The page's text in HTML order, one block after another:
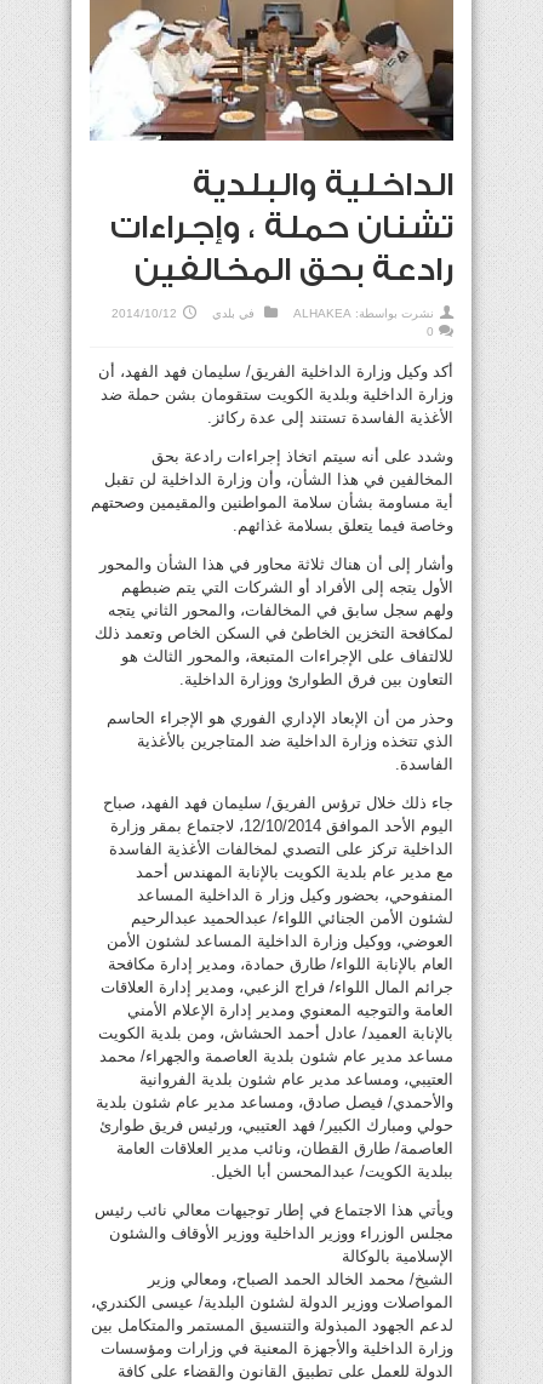
الداخلية والبلدية
تشنان حملة ، وإجراءات
رادعة بحق المخالفين
نشرت بواسطة: ALHAKEA في بلدي
2014/10/12
0
أكد وكيل وزارة الداخلية الفريق/ سليمان فهد الفهد، أن
وزارة الداخلية وبلدية الكويت ستقومان بشن حملة ضد
الأغذية الفاسدة تستند إلى عدة ركائز.
وشدد على أنه سيتم اتخاذ إجراءات رادعة بحق
المخالفين في هذا الشأن، وأن وزارة الداخلية لن تقبل
أية مساومة بشأن سلامة المواطنين والمقيمين وصحتهم
وخاصة فيما يتعلق بسلامة غذائهم.
وأشار إلى أن هناك ثلاثة محاور في هذا الشأن والمحور
الأول يتجه إلى الأفراد أو الشركات التي يتم ضبطهم
ولهم سجل سابق في المخالفات، والمحور الثاني يتجه
لمكافحة التخزين الخاطئ في السكن الخاص وتعمد ذلك
للالتفاف على الإجراءات المتبعة، والمحور الثالث هو
التعاون بين فرق الطوارئ ووزارة الداخلية.
وحذر من أن الإبعاد الإداري الفوري هو الإجراء الحاسم
الذي تتخذه وزارة الداخلية ضد المتاجرين بالأغذية
الفاسدة.
جاء ذلك خلال ترؤس الفريق/ سليمان فهد الفهد، صباح
اليوم الأحد الموافق 12/10/2014، لاجتماع بمقر وزارة
الداخلية تركز على التصدي لمخالفات الأغذية الفاسدة
مع مدير عام بلدية الكويت بالإنابة المهندس أحمد
المنفوحي، بحضور وكيل وزار ة الداخلية المساعد
لشئون الأمن الجنائي اللواء/ عبدالحميد عبدالرحيم
العوضي، ووكيل وزارة الداخلية المساعد لشئون الأمن
العام بالإنابة اللواء/ طارق حمادة، ومدير إدارة مكافحة
جرائم المال اللواء/ فراج الزعبي، ومدير إدارة العلاقات
العامة والتوجيه المعنوي ومدير إدارة الإعلام الأمني
بالإنابة العميد/ عادل أحمد الحشاش، ومن بلدية الكويت
مساعد مدير عام شئون بلدية العاصمة والجهراء/ محمد
العتيبي، ومساعد مدير عام شئون بلدية الفروانية
والأحمدي/ فيصل صادق، ومساعد مدير عام شئون بلدية
حولي ومبارك الكبير/ فهد العتيبي، ورئيس فريق طوارئ
العاصمة/ طارق القطان، ونائب مدير العلاقات العامة
ببلدية الكويت/ عبدالمحسن أبا الخيل.
ويأتي هذا الاجتماع في إطار توجيهات معالي نائب رئيس
مجلس الوزراء ووزير الداخلية ووزير الأوقاف والشئون
الإسلامية بالوكالة
الشيخ/ محمد الخالد الحمد الصباح، ومعالي وزير
المواصلات ووزير الدولة لشئون البلدية/ عيسى الكندري،
لدعم الجهود المبذولة والتنسيق المستمر والمتكامل بين
وزارة الداخلية والأجهزة المعنية في وزارات ومؤسسات
الدولة للعمل على تطبيق القانون والقضاء على كافة